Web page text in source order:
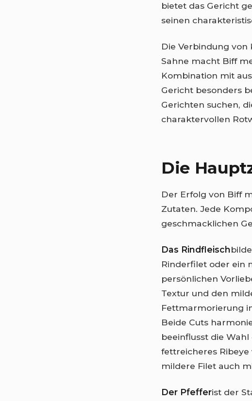
bietet das Gericht
seinen
Die Verbindung
Sahne macht Biff
Kombination mit
Gericht besonders
Gerichten suchen,
charaktervollen
Die
Der Erfolg von Biff
Zutaten. Jede
geschmacklichen
Das Rindfleisch
Rinderfilet oder ein
persönlichen
Textur und den
Fettmarmorierung
Beide Cuts
beeinflusst die Wahl
fettreicheres
mildere Filet auch
Der Pfefferist der